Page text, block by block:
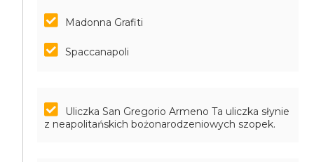
Madonna Grafiti
Spaccanapoli
Uliczka San Gregorio Armeno Ta uliczka słynie
z neapolitańskich bożonarodzeniowych szopek.